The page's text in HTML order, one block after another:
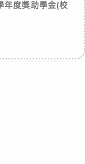
年度獎助學金(校